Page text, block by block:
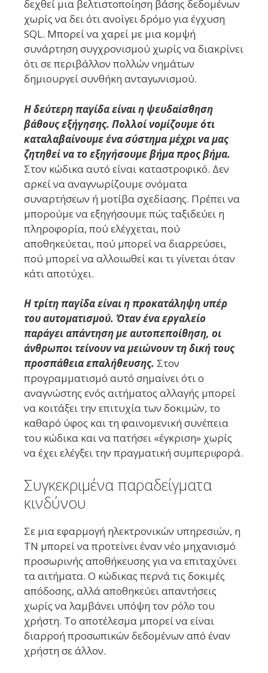
δεχθεί μια βελτιστοποίηση βάσης δεδομένων
χωρίς να δει ότι ανοίγει δρόμο για έγχυση
SQL. Μπορεί να χαρεί με μια κομψή
συνάρτηση συγχρονισμού χωρίς να διακρίνει
ότι σε περιβάλλον πολλών νημάτων
δημιουργεί συνθήκη ανταγωνισμού.
Η δεύτερη παγίδα είναι η ψευδαίσθηση
βάθους εξήγησης. Πολλοί νομίζουμε ότι
καταλαβαίνουμε ένα σύστημα μέχρι να μας
ζητηθεί να το εξηγήσουμε βήμα προς βήμα.
Στον κώδικα αυτό είναι καταστροφικό. Δεν
αρκεί να αναγνωρίζουμε ονόματα
συναρτήσεων ή μοτίβα σχεδίασης. Πρέπει να
μπορούμε να εξηγήσουμε πώς ταξιδεύει η
πληροφορία, πού ελέγχεται, πού
αποθηκεύεται, πού μπορεί να διαρρεύσει,
πού μπορεί να αλλοιωθεί και τι γίνεται όταν
κάτι αποτύχει.
Η τρίτη παγίδα είναι η προκατάληψη υπέρ
του αυτοματισμού. Όταν ένα εργαλείο
παράγει απάντηση με αυτοπεποίθηση, οι
άνθρωποι τείνουν να μειώνουν τη δική τους
προσπάθεια επαλήθευσης. Στον
προγραμματισμό αυτό σημαίνει ότι ο
αναγνώστης ενός αιτήματος αλλαγής μπορεί
να κοιτάξει την επιτυχία των δοκιμών, το
καθαρό ύφος και τη φαινομενική συνέπεια
του κώδικα και να πατήσει «έγκριση» χωρίς
να έχει ελέγξει την πραγματική συμπεριφορά.
Συγκεκριμένα παραδείγματα
κινδύνου
Σε μια εφαρμογή ηλεκτρονικών υπηρεσιών, η
ΤΝ μπορεί να προτείνει έναν νέο μηχανισμό
προσωρινής αποθήκευσης για να επιταχύνει
τα αιτήματα. Ο κώδικας περνά τις δοκιμές
απόδοσης, αλλά αποθηκεύει απαντήσεις
χωρίς να λαμβάνει υπόψη τον ρόλο του
χρήστη. Το αποτέλεσμα μπορεί να είναι
διαρροή προσωπικών δεδομένων από έναν
χρήστη σε άλλον.